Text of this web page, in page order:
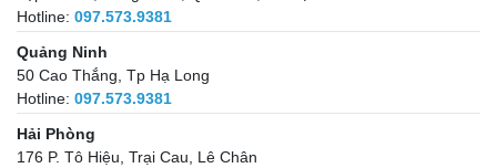
Hotline: 097.573.9381
Quảng Ninh
50 Cao Thắng, Tp Hạ Long
Hotline: 097.573.9381
Hải Phòng
176 P. Tô Hiệu, Trại Cau, Lê Chân